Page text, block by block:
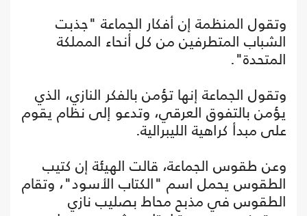
وتقول المنظمة إن أفكار الجماعة "جذبت
الشباب المتطرفين من كل أنحاء المملكة
المتحدة".
وتقول الجماعة إنها تؤمن بالفكر النازي، الذي
يؤمن بالتفوق العرقي، وتدعو إلى نظام يقوم
على مبدأ كراهية الليبرالية.
وعن طقوس الجماعة، قالت الهيئة إن كتيب
الطقوس يحمل اسم "الكتاب الأسود"، وتقام
الطقوس في مذبح محاط بصليب نازي